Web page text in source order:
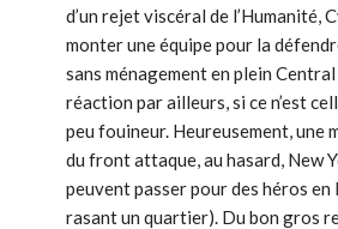
d’un rejet viscéral de l’Humanité,
monter une équipe pour la
sans ménagement en plein
réaction par ailleurs, si ce n’est
peu fouineur. Heureusement, une
du front attaque, au hasard, New
peuvent passer pour des héros
rasant un quartier). Du bon gros